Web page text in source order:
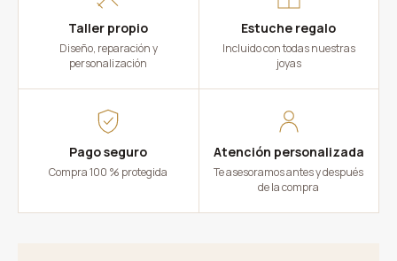
Taller propio
Diseño, reparación y
personalización
Estuche regalo
Incluido con todas nuestras
joyas
Pago seguro
Compra 100 % protegida
Atención personalizada
Te asesoramos antes y después
de la compra